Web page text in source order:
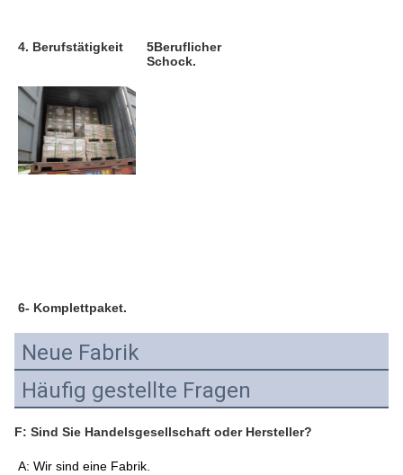
4. Berufstätigkeit
5Beruflicher
Schock.
6- Komplettpaket.
Neue Fabrik
Häufig gestellte Fragen
F: Sind Sie Handelsgesellschaft oder Hersteller?
A: Wir sind eine Fabrik.